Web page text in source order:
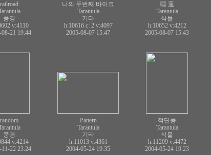
railroad
풍경
v:4110
08-21 19:44
나의 두번째 바이크
Tarantula
기타
h:10616 c: 2 v:4097
2005-08-07 15:47
睡 蓮
Tarantula
식물
h:10652 v:4212
2005-08-07 15:43
random
풍경
v:4214
11-22 23:24
Pattern
Tarantula
기타
h:11013 v:4361
2004-05-24 19:35
적단풍
Tarantula
식물
h:11209 v:4472
2004-05-24 19:23